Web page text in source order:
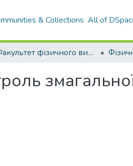
& Collections All of
Факультет фізичного виховання і спорту